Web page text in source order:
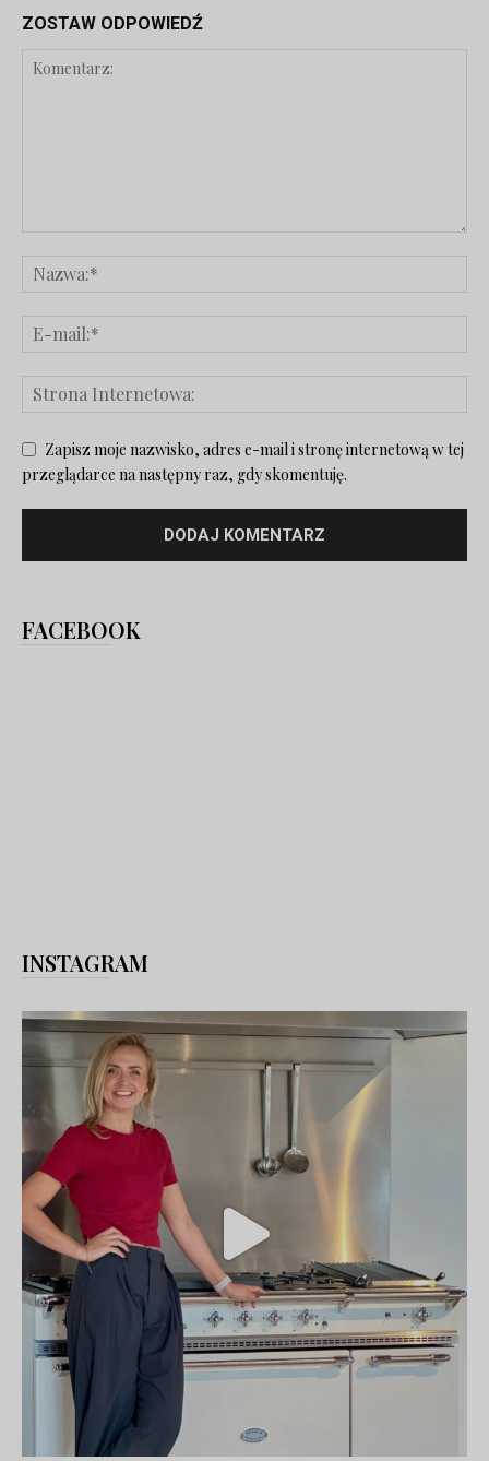
ZOSTAW ODPOWIEDŹ
Zapisz moje nazwisko, adres e-mail i stronę internetową w tej
przeglądarce na następny raz, gdy skomentuję.
FACEBOOK
INSTAGRAM